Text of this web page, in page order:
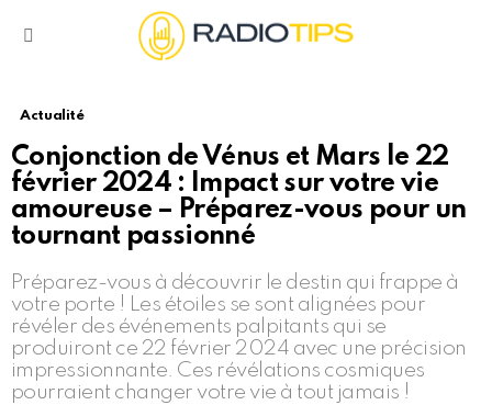
Actualité
Conjonction de Vénus et Mars le 22
février 2024 : Impact sur votre vie
amoureuse – Préparez-vous pour un
tournant passionné
Préparez-vous à découvrir le destin qui frappe à
votre porte ! Les étoiles se sont alignées pour
révéler des événements palpitants qui se
produiront ce 22 février 2024 avec une précision
impressionnante. Ces révélations cosmiques
pourraient changer votre vie à tout jamais !